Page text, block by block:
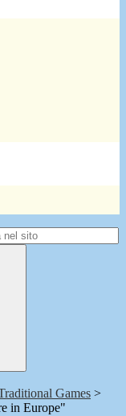
Games >
in Europe"